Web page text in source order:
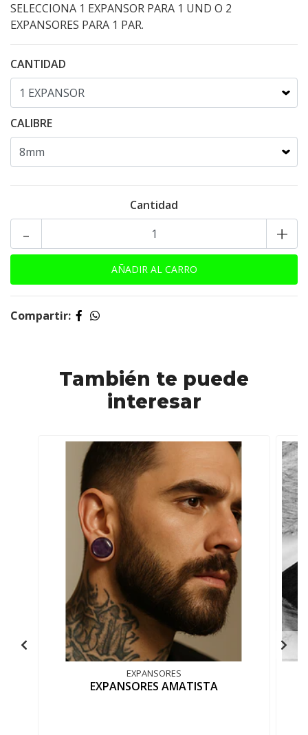
SELECCIONA 1 EXPANSOR PARA 1 UND O 2
EXPANSORES PARA 1 PAR.
CANTIDAD
CALIBRE
Cantidad
+
-
Compartir:
También te puede
interesar
EXPANSORES
EXPANSORES AMATISTA